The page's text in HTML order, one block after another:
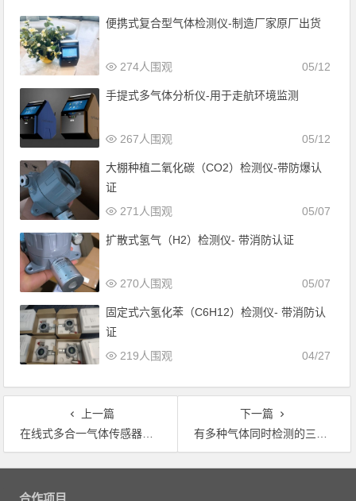
便携式复合型气体检测仪-制造厂家原厂出货
05/12
274人围观
手提式多气体分析仪-用于走航环境监测
05/12
267人围观
大棚种植二氧化碳（CO2）检测仪-带防爆认
证
05/07
271人围观
扩散式氢气（H2）检测仪- 带消防认证
05/07
270人围观
固定式六氢化苯（C6H12）检测仪- 带消防认
证
04/27
219人围观
上一篇
在线式多合一气体传感器能检测几种气体?
下一篇
有多种气体同时检测的三合一气体传感器吗
文章导航